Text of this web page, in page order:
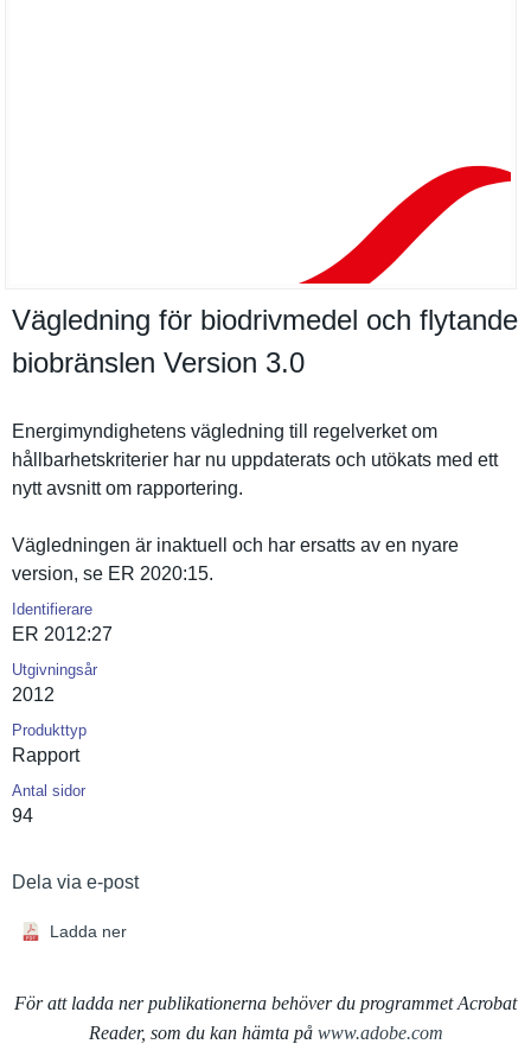
Vägledning för biodrivmedel och flytande
biobränslen Version 3.​0
Energimynd­ighetens vägledning till regelverke­t om
hållbarhet­skriterier har nu uppdaterat­s och utökats med ett
nytt avsnitt om rapporteri­ng.
Vägledning­en är inaktuell och har ersatts av en nyare
version, se ER 2020:15.
Identifierare
ER 2012:27
Utgivningsår
2012
Produkttyp
Rapport
Antal sidor
94
Dela via e-post
Ladda ner
För att ladda ner publikationerna behöver du programmet Acrobat
Reader, som du kan hämta på www.adobe.com